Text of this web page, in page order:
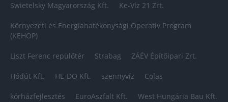
Swietelsky Magyarország Kft. Ke-Víz 21 Zrt.
Környezeti és Energiahatékonysági Operatív Program
(KEHOP)
Liszt Ferenc repülőtér Strabag ZÁÉV Építőipari Zrt.
Hódút Kft. HE-DO Kft. szennyvíz Colas
kórházfejlesztés EuroAszfalt Kft. West Hungária Bau Kft.